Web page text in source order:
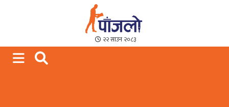
Paajalo News
We are from Far West Nepal
२२ साउन २०८३